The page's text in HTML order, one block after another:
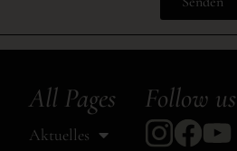
All Pages
Aktuelles
Follow us